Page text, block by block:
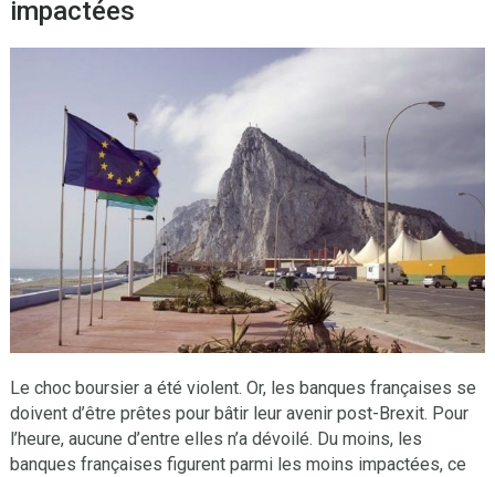
impactées
Le choc boursier a été violent. Or, les banques françaises se
doivent d’être prêtes pour bâtir leur avenir post-Brexit. Pour
l’heure, aucune d’entre elles n’a dévoilé. Du moins, les
banques françaises figurent parmi les moins impactées, ce